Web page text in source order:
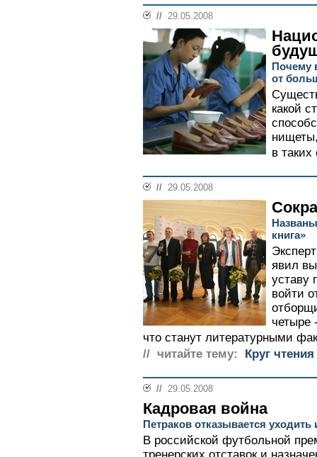
// 29.05.2008
Почему
от
какой
в
// 29.05.2008
книга»
явил
уставу
войти
четыре
что станут литературными
// читайте тему:
Круг чтения
// 29.05.2008
Кадровая война
Петраков отказывается уходить
В российской футбольной